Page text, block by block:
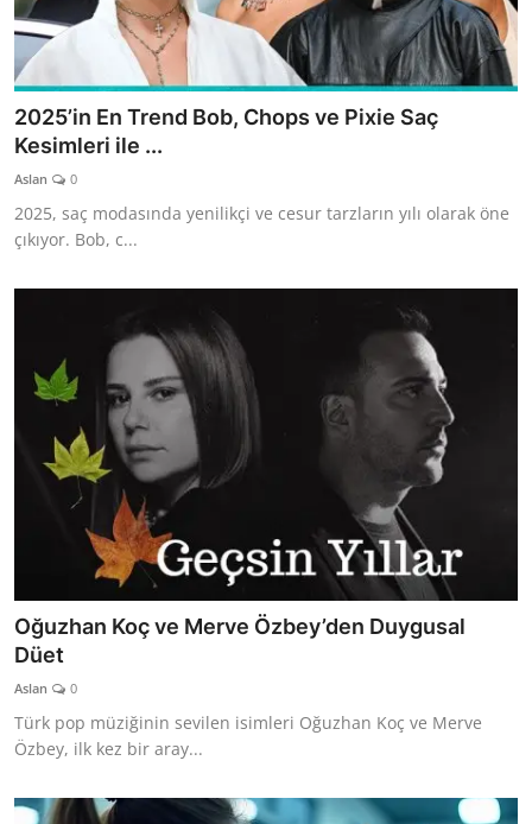
2025’in En Trend Bob, Chops ve Pixie Saç
Kesimleri ile ...
Aslan 0
2025, saç modasında yenilikçi ve cesur tarzların yılı olarak öne
çıkıyor. Bob, c...
Oğuzhan Koç ve Merve Özbey’den Duygusal
Düet
Aslan 0
Türk pop müziğinin sevilen isimleri Oğuzhan Koç ve Merve
Özbey, ilk kez bir aray...